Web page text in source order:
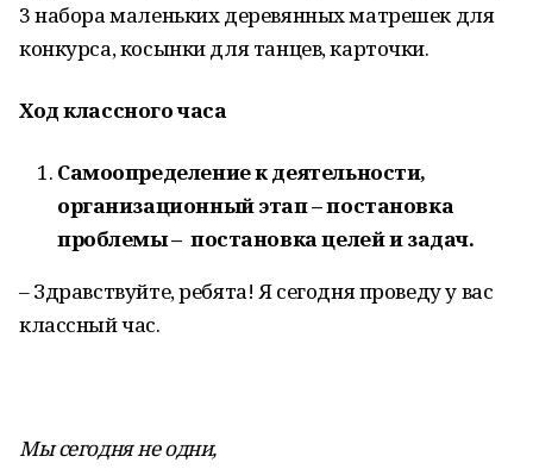
3 набора маленьких деревянных матрешек для
конкурса, косынки для танцев, карточки.
Ход классного часа
Самоопределение к деятельности,
организационный этап – постановка
проблемы – постановка целей и задач.
– Здравствуйте, ребята! Я сегодня проведу у вас
классный час.
Мы сегодня не одни,